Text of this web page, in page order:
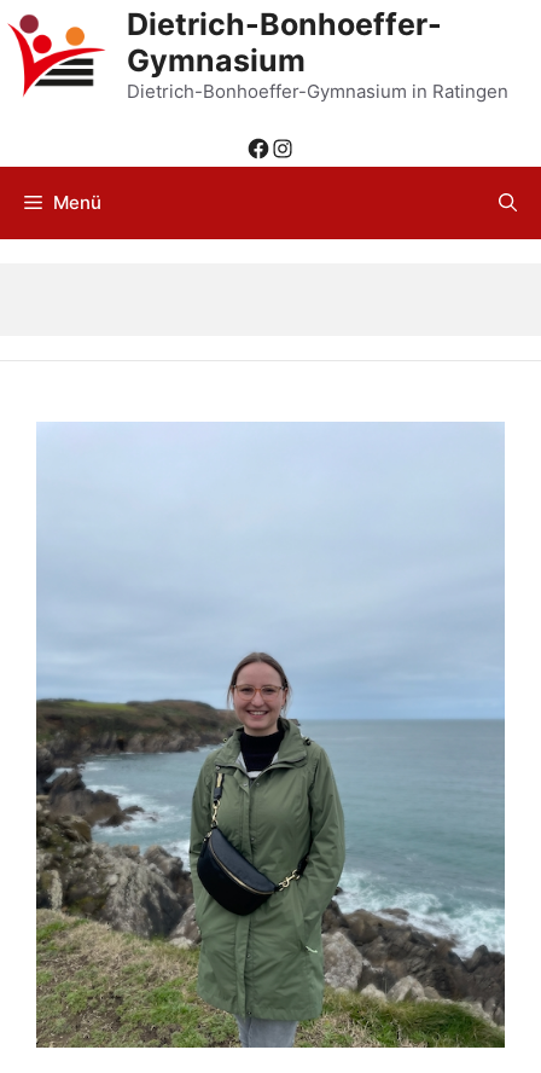
Zum
Inhalt
springen
Dietrich-Bonhoeffer-
Gymnasium
Dietrich-Bonhoeffer-Gymnasium in Ratingen
Facebook
Instagram
Menü